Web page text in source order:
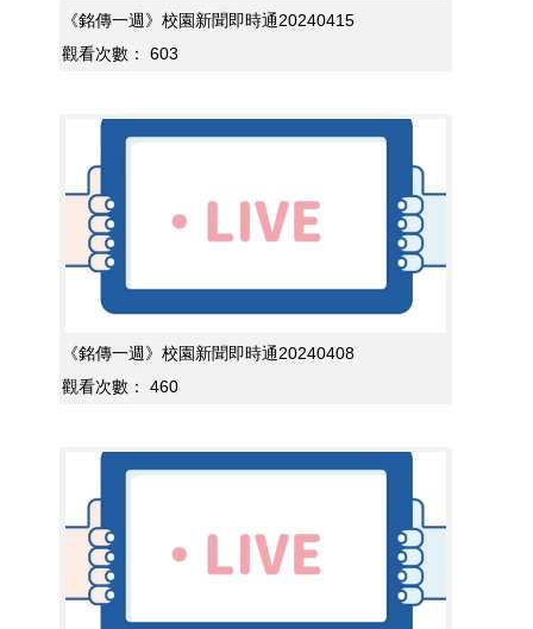
《銘傳一週》校園新聞即時通20240415
觀看次數：
603
《銘傳一週》校園新聞即時通20240408
觀看次數：
460